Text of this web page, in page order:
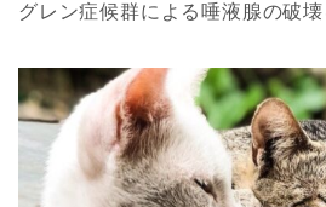
グレン症候群による唾液腺の破壊